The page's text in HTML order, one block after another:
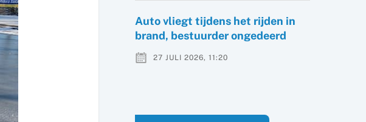
Auto vliegt tijdens het rijden in
brand, bestuurder ongedeerd
27 JULI 2026, 11:20